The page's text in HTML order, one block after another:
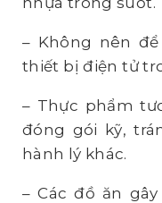
– Không nên
thiết bị điện tử
– Thực phẩm
đóng gói kỹ,
hành lý khác.
– Các đồ ăn